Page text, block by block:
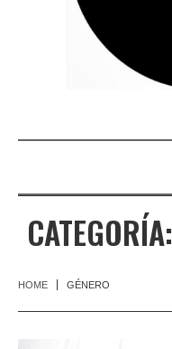
CATEGORÍA:
HOME GÉNERO